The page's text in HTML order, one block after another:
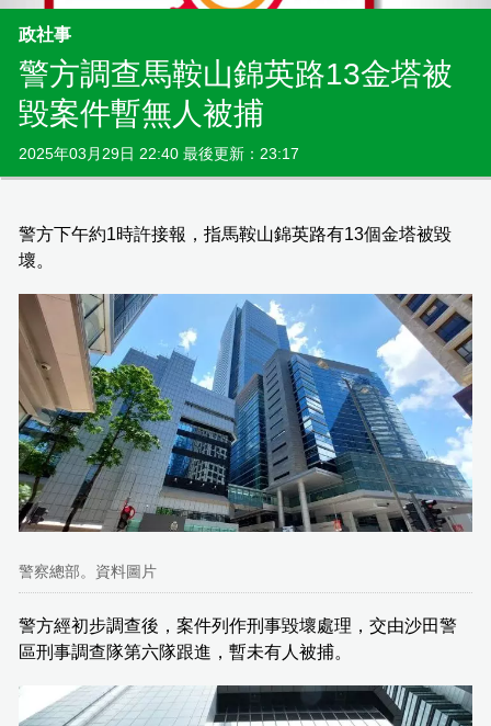
政社事
警方調查馬鞍山錦英路13金塔被
毀案件暫無人被捕
2025年03月29日 22:40 最後更新：23:17
警方下午約1時許接報，指馬鞍山錦英路有13個金塔被毀
壞。
警察總部。資料圖片
警方經初步調查後，案件列作刑事毀壞處理，交由沙田警
區刑事調查隊第六隊跟進，暫未有人被捕。